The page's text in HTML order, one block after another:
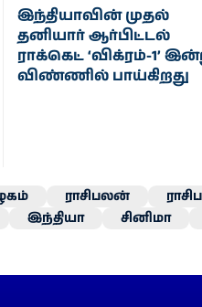
இந்தியாவின் முதல்
தனியார் ஆர்பிட்டல்
ராக்கெட் ‘விக்ரம்-1’
விண்ணில் பாய்கிறது
ராசிபலன்
இந்தியா சினிமா